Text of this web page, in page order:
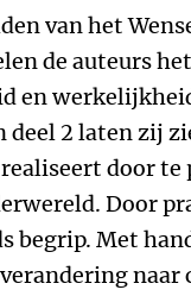
van het
de auteurs
en
2 laten zij
door te
Door
begrip. Met